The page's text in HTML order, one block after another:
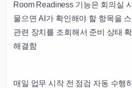
Room Readiness 기능은 회의실
물으면 AI가 확인해야 할 항목을
관련 장치를 조회해서 준비 상태
해결함
매일 업무 시작 전 점검 자동 수행